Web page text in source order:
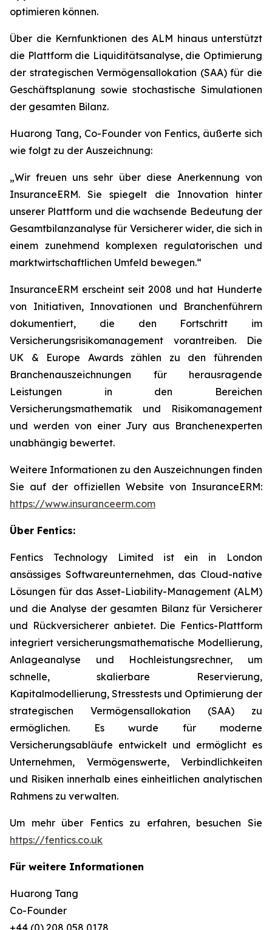
optimieren können.
Über die Kernfunktionen des ALM hinaus unterstützt
die Plattform die Liquiditätsanalyse, die Optimierung
der strategischen Vermögensallokation (SAA) für die
Geschäftsplanung sowie stochastische Simulationen
der gesamten Bilanz.
Huarong Tang, Co-Founder von Fentics, äußerte sich
wie folgt zu der Auszeichnung:
„Wir freuen uns sehr über diese Anerkennung von
InsuranceERM. Sie spiegelt die Innovation hinter
unserer Plattform und die wachsende Bedeutung der
Gesamtbilanzanalyse für Versicherer wider, die sich in
einem zunehmend komplexen regulatorischen und
marktwirtschaftlichen Umfeld bewegen.“
InsuranceERM erscheint seit 2008 und hat Hunderte
von Initiativen, Innovationen und Branchenführern
dokumentiert, die den Fortschritt im
Versicherungsrisikomanagement vorantreiben. Die
UK & Europe Awards zählen zu den führenden
Branchenauszeichnungen für herausragende
Leistungen in den Bereichen
Versicherungsmathematik und Risikomanagement
und werden von einer Jury aus Branchenexperten
unabhängig bewertet.
Weitere Informationen zu den Auszeichnungen finden
Sie auf der offiziellen Website von InsuranceERM:
https://www.insuranceerm.com
Über Fentics:
Fentics Technology Limited ist ein in London
ansässiges Softwareunternehmen, das Cloud-native
Lösungen für das Asset-Liability-Management (ALM)
und die Analyse der gesamten Bilanz für Versicherer
und Rückversicherer anbietet. Die Fentics-Plattform
integriert versicherungsmathematische Modellierung,
Anlageanalyse und Hochleistungsrechner, um
schnelle, skalierbare Reservierung,
Kapitalmodellierung, Stresstests und Optimierung der
strategischen Vermögensallokation (SAA) zu
ermöglichen. Es wurde für moderne
Versicherungsabläufe entwickelt und ermöglicht es
Unternehmen, Vermögenswerte, Verbindlichkeiten
und Risiken innerhalb eines einheitlichen analytischen
Rahmens zu verwalten.
Um mehr über Fentics zu erfahren, besuchen Sie
https://fentics.co.uk
Für weitere Informationen
Huarong Tang
Co-Founder